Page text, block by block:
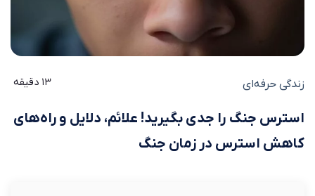
زندگی حرفه‌ای 13 دقیقه
استرس جنگ را جدی بگیرید! علائم، دلایل و راه‌های
کاهش استرس در زمان جنگ